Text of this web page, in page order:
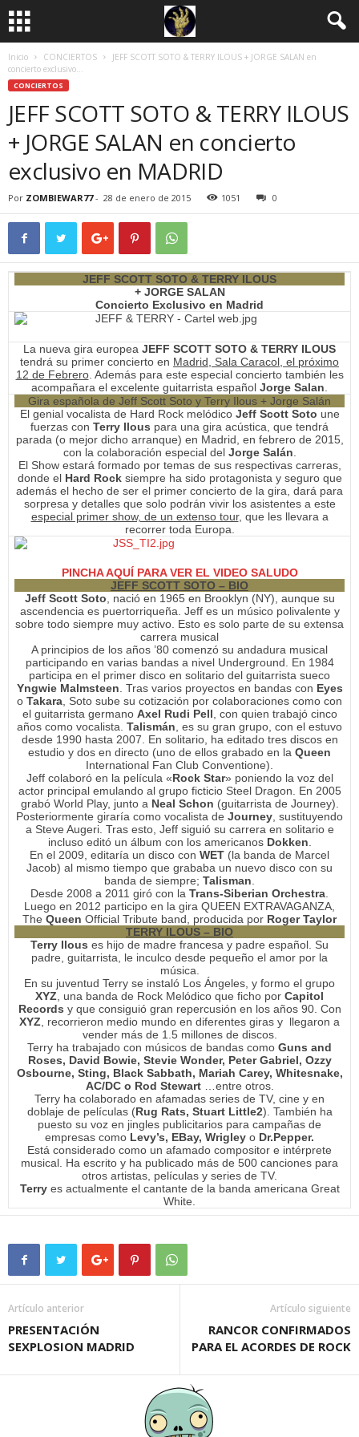
Inicio CONCIERTOS
JEFF SCOTT SOTO & TERRY ILOUS + JORGE SALAN en
concierto exclusivo...
CONCIERTOS
JEFF SCOTT SOTO & TERRY ILOUS
+ JORGE SALAN en concierto
exclusivo en MADRID
Por ZOMBIEWAR77- 28 de enero de 2015 1051 0
JEFF SCOTT SOTO & TERRY ILOUS
+ JORGE SALAN
Concierto Exclusivo en Madrid
La nueva gira europea JEFF SCOTT SOTO & TERRY ILOUS
tendrá su primer concierto en Madrid, Sala Caracol, el próximo
12 de Febrero. Además para este especial concierto también les
acompañara el excelente guitarrista español Jorge Salan
Gira española de Jeff Scott Soto y Terry Ilous + Jorge Salán
El genial vocalista de Hard Rock melódico Jeff Scott Soto une
fuerzas con Terry Ilous para una gira acústica, que tendrá
parada (o mejor dicho arranque) en Madrid, en febrero de 2015,
con la colaboración especial del Jorge Salán
El Show estará formado por temas de sus respectivas carreras,
donde el Hard Rocksiempre ha sido protagonista y seguro que
además el hecho de ser el primer concierto de la gira, dará para
sorpresa y detalles que solo podrán vivir los asistentes a este
especial primer show, de un extenso tour, que les llevara a
recorrer toda Europa.
PINCHA AQUÍ PARA VER EL VIDEO SALUDO
JEFF SCOTT SOTO – BIO
Jeff Scott Soto , nació en 1965 en Brooklyn (NY), aunque su
ascendencia es puertorriqueña. Jeff es un músico polivalente y
sobre todo siempre muy activo. Esto es solo parte de su extensa
carrera musical
A principios de los años ’80 comenzó su andadura musical
participando en varias bandas a nivel Underground. En 1984
participa en el primer disco en solitario del guitarrista sueco
Yngwie Malmsteen . Tras varios proyectos en bandas con Eyes
o Takara , Soto sube su cotización por colaboraciones como con
el guitarrista germano Axel Rudi Pell , con quien trabajó cinco
años como vocalista. Talismán , es su gran grupo, con el estuvo
desde 1990 hasta 2007. En solitario, ha editado tres discos en
estudio y dos en directo (uno de ellos grabado en la Queen
International Fan Club Conventione).
Jeff colaboró en la película «Rock Star» poniendo la voz del
actor principal emulando al grupo ficticio Steel Dragon. En 2005
grabó World Play, junto a Neal Schon (guitarrista de Journey).
Posteriormente giraría como vocalista de Journey , sustituyendo
a Steve Augeri. Tras esto, Jeff siguió su carrera en solitario e
incluso editó un álbum con los americanos Dokken
En el 2009, editaría un disco con WET (la banda de Marcel
Jacob) al mismo tiempo que grababa un nuevo disco con su
banda de siempre; Talisman
Desde 2008 a 2011 giró con la Trans-Siberian Orchestra
Luego en 2012 participo en la gira QUEEN EXTRAVAGANZA,
The Queen Official Tribute band, producida por Roger Taylor
TERRY ILOUS – BIO
Terry Ilous es hijo de madre francesa y padre español. Su
padre, guitarrista, le inculco desde pequeño el amor por la
música.
En su juventud Terry se instaló Los Ángeles, y formo el grupo
XYZ , una banda de Rock Melódico que ficho por Capitol
Records y que consiguió gran repercusión en los años 90. Con
XYZ , recorrieron medio mundo en diferentes giras y llegaron a
vender más de 1.5 millones de discos.
Terry ha trabajado con músicos de bandas como Guns and
Roses, David Bowie, Stevie Wonder, Peter Gabriel, Ozzy
Osbourne, Sting, Black Sabbath, Mariah Carey, Whitesnake,
AC/DC o Rod Stewart…entre otros.
Terry ha colaborado en afamadas series de TV, cine y en
doblaje de películas (Rug Rats, Stuart Little2). También ha
puesto su voz en jingles publicitarios para campañas de
empresas como Levy’s, EBay, Wrigley o Dr.Pepper.
Está considerado como un afamado compositor e intérprete
musical. Ha escrito y ha publicado más de 500 canciones para
otros artistas, películas y series de TV.
Terryes actualmente el cantante de la banda americana Great
White
Artículo anterior
PRESENTACIÓN
SEXPLOSION MADRID
Artículo siguiente
RANCOR CONFIRMADOS
PARA EL ACORDES DE ROCK